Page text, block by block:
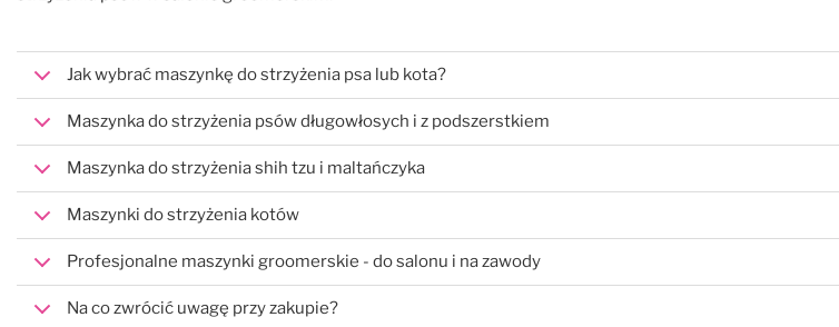
Jak wybrać maszynkę do strzyżenia psa lub kota?
Maszynka do strzyżenia psów długowłosych i z podszerstkiem
Maszynka do strzyżenia shih tzu i maltańczyka
Maszynki do strzyżenia kotów
Profesjonalne maszynki groomerskie - do salonu i na zawody
Na co zwrócić uwagę przy zakupie?